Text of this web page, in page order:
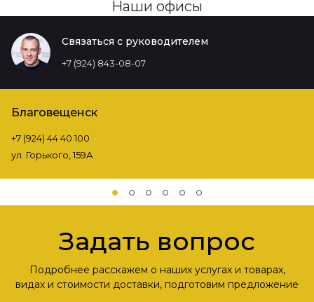
Наши офисы
Связаться с руководителем
+7 (924) 843-08-07
Благовещенск
+7 (924) 44 40 100
ул. Горького, 159А
Задать вопрос
Подробнее расскажем о наших услугах и товарах,
видах и стоимости доставки, подготовим предложение